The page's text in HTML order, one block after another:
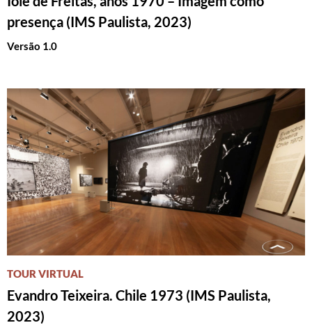
presença (IMS Paulista, 2023)
Versão 1.0
TOUR VIRTUAL
Evandro Teixeira. Chile 1973 (IMS Paulista,
2023)